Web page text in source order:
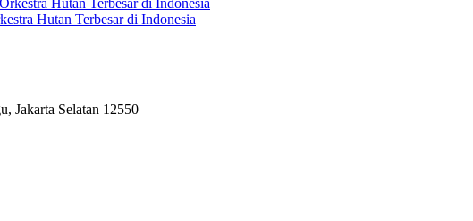
Hutan Terbesar di Indonesia
Jakarta Selatan 12550